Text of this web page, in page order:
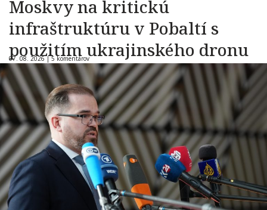
Moskvy na kritickú
infraštruktúru v Pobaltí s
použitím ukrajinského dronu
07. 08. 2026 |5 komentárov